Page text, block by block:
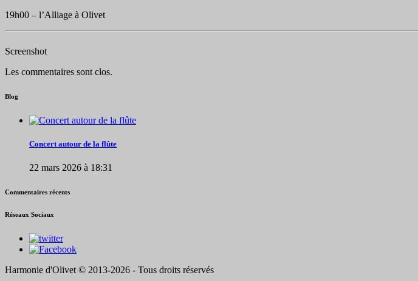
19h00 – l’Alliage à Olivet
Screenshot
Les commentaires sont clos.
Blog
Concert autour de la flûte
22 mars 2026 à 18:31
Commentaires récents
Réseaux Sociaux
Harmonie d'Olivet © 2013-2026 - Tous droits réservés